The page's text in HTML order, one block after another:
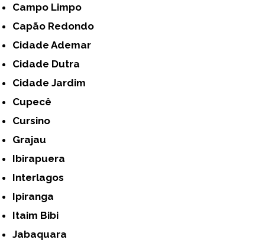
Campo Limpo
Capão Redondo
Cidade Ademar
Cidade Dutra
Cidade Jardim
Cupecê
Cursino
Grajau
Ibirapuera
Interlagos
Ipiranga
Itaim Bibi
Jabaquara